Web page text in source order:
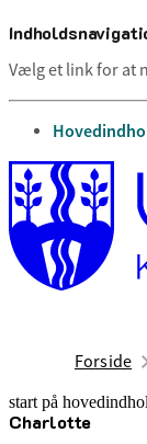
Vælg et link for at
gå til
Forside
start på
Charlotte
senest opdateret 23.